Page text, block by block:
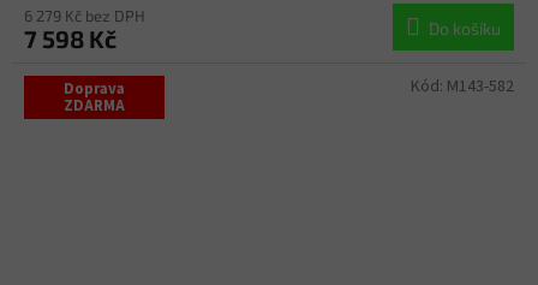
6 279 Kč bez DPH
7 598 Kč Do košíku
Doprava
ZDARMA
Kód: M143-582